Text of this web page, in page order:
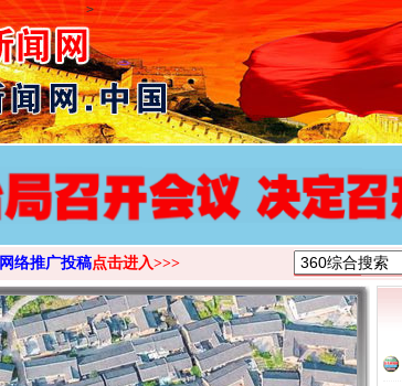
>
网络推广投稿点击进入>>>